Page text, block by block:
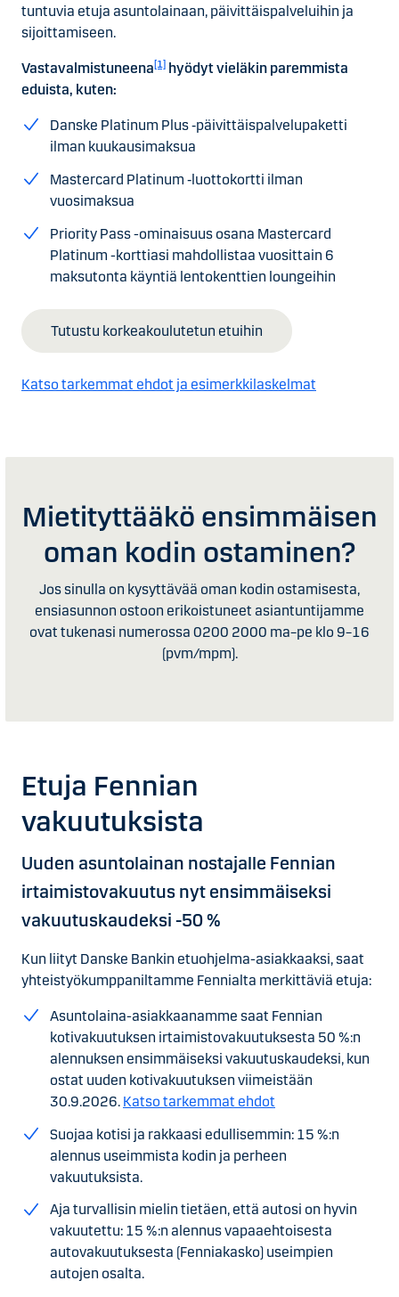
tuntuvia etuja asuntolainaan, päivittäispalveluihin ja
sijoittamiseen.
Vastavalmistuneena[1] hyödyt vieläkin paremmista
eduista, kuten:
Danske Platinum Plus ‑päivittäispalvelupaketti
ilman kuukausimaksua
Mastercard Platinum ‑luottokortti ilman
vuosimaksua
Priority Pass -ominaisuus osana Mastercard
Platinum -korttiasi mahdollistaa vuosittain 6
maksutonta käyntiä lentokenttien loungeihin
Tutustu korkeakoulutetun etuihin
Katso tarkemmat ehdot ja esimerkkilaskelmat
Mietityttääkö ensimmäisen
oman kodin ostaminen?
Jos sinulla on kysyttävää oman kodin ostamisesta,
ensiasunnon ostoon erikoistuneet asiantuntijamme
ovat tukenasi numerossa 0200 2000 ma–pe klo 9–16
(pvm/mpm).
Etuja Fennian
vakuutuksista
Uuden asuntolainan nostajalle Fennian
irtaimistovakuutus nyt ensimmäiseksi
vakuutuskaudeksi -50 %
Kun liityt Danske Bankin etuohjelma-asiakkaaksi, saat
yhteistyökumppaniltamme Fennialta merkittäviä etuja:
Asuntolaina-asiakkaanamme saat Fennian
kotivakuutuksen irtaimistovakuutuksesta 50 %:n
alennuksen ensimmäiseksi vakuutuskaudeksi, kun
ostat uuden kotivakuutuksen viimeistään
30.9.2026. Katso tarkemmat ehdot
Suojaa kotisi ja rakkaasi edullisemmin: 15 %:n
alennus useimmista kodin ja perheen
vakuutuksista.
Aja turvallisin mielin tietäen, että autosi on hyvin
vakuutettu: 15 %:n alennus vapaaehtoisesta
autovakuutuksesta (Fenniakasko) useimpien
autojen osalta.